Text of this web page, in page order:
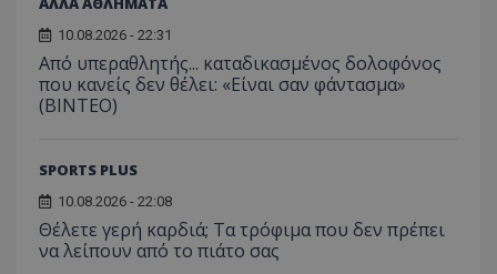
10.08.2026 - 22:31
Από υπεραθλητής... καταδικασμένος δολοφόνος
που κανείς δεν θέλει: «Είναι σαν φάντασμα»
(BINTEO)
SPORTS PLUS
10.08.2026 - 22:08
Θέλετε γερή καρδιά; Τα τρόφιμα που δεν πρέπει
να λείπουν από το πιάτο σας